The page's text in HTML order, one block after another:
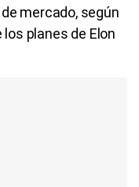
mercado, según
planes de Elon